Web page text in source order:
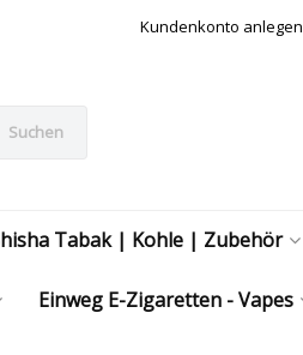
Kundenkonto anlegen
Suchen
Tabak | Kohle | Zubehör
Einweg E-Zigaretten - Vapes